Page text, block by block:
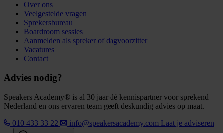
Over ons
Veelgestelde vragen
Sprekersbureau
Boardroom sessies
Aanmelden als spreker of dagvoorzitter
Vacatures
Contact
Advies nodig?
Speakers Academy® is al 30 jaar dé kennispartner voor sprekend
Nederland en ons ervaren team geeft deskundig advies op maat.
010 433 33 22
info@speakersacademy.com Laat je adviseren